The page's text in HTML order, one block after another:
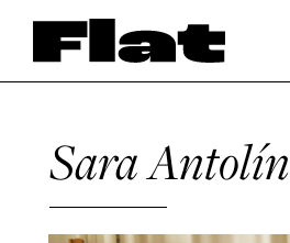
Sara Antolín